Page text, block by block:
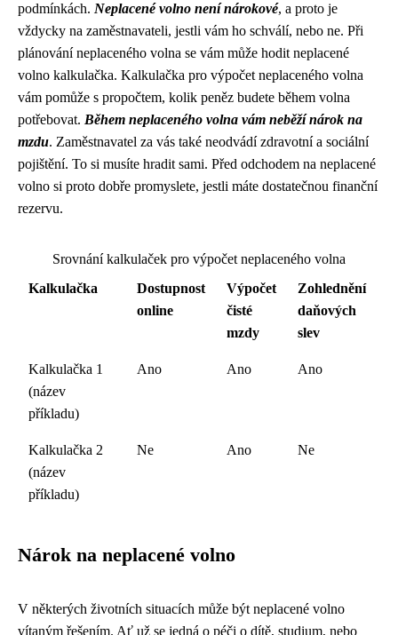
podmínkách. Neplacené volno není nárokové, a proto je
vždycky na zaměstnavateli, jestli vám ho schválí, nebo ne. Při
plánování neplaceného volna se vám může hodit neplacené
volno kalkulačka. Kalkulačka pro výpočet neplaceného volna
vám pomůže s propočtem, kolik peněz budete během volna
potřebovat. Během neplaceného volna vám neběží nárok na
mzdu. Zaměstnavatel za vás také neodvádí zdravotní a sociální
pojištění. To si musíte hradit sami. Před odchodem na neplacené
volno si proto dobře promyslete, jestli máte dostatečnou finanční
rezervu.
Srovnání kalkulaček pro výpočet neplaceného volna
Kalkulačka
Dostupnost
online
Výpočet
čisté
mzdy
Zohlednění
daňových
slev
Kalkulačka 1
(název
příkladu)
Ano Ano Ano
Kalkulačka 2
(název
příkladu)
Ne Ano Ne
Nárok na neplacené volno
V některých životních situacích může být neplacené volno
vítaným řešením. Ať už se jedná o péči o dítě, studium, nebo